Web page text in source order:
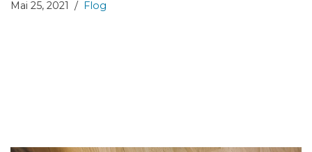
Mai 25, 2021 Flog